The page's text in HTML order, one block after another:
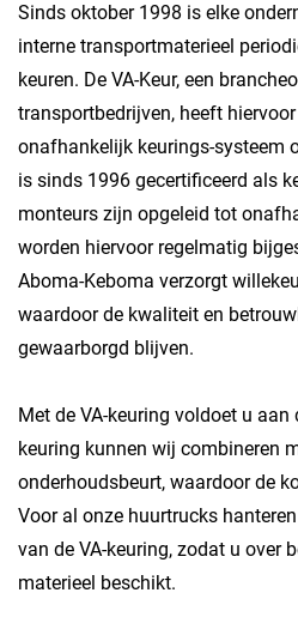
Sinds oktober 1998 is elke
interne transportmaterieel
keuren. De VA-Keur, een
transportbedrijven, heeft hiervoor
onafhankelijk keurings-systeem
is sinds 1996 gecertificeerd als
monteurs zijn opgeleid tot
worden hiervoor regelmatig
Aboma-Keboma verzorgt
waardoor de kwaliteit en
gewaarborgd blijven.
Met de VA-keuring voldoet u aan
keuring kunnen wij combineren
onderhoudsbeurt, waardoor de
Voor al onze huurtrucks
van de VA-keuring, zodat u over
materieel beschikt.